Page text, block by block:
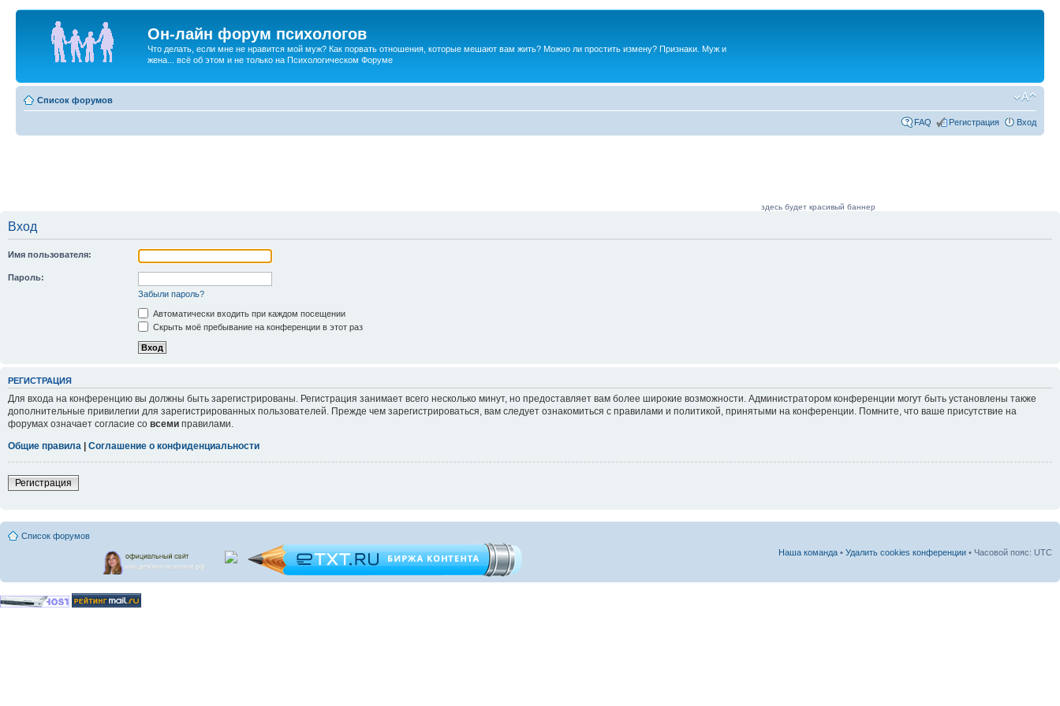
Он-лайн форум психологов
Что делать, если мне не нравится мой муж? Как порвать отношения, которые мешают вам жить? Можно ли простить измену? Признаки. Муж и
жена... всё об этом и не только на Психологическом Форуме
Список форумов
FAQ Регистрация Вход
здесь будет красивый баннер
Вход
Имя пользователя:
Пароль:
Забыли пароль?
Автоматически входить при каждом посещении
Скрыть моё пребывание на конференции в этот раз
РЕГИСТРАЦИЯ
Для входа на конференцию вы должны быть зарегистрированы. Регистрация занимает всего несколько минут, но предоставляет вам более широкие возможности. Администратором конференции могут быть установлены также
дополнительные привилегии для зарегистрированных пользователей. Прежде чем зарегистрироваться, вам следует ознакомиться с правилами и политикой, принятыми на конференции. Помните, что ваше присутствие на
форумах означает согласие со всеми правилами.
Общие правила
Соглашение о конфиденциальности
Регистрация
Список форумов
Наша команда • Удалить cookies конференции • Часовой пояс: UTC